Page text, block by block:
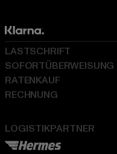
LOGISTIKPARTNER
LASTSCHRIFT
SOFORTÜBERWEISUNG
RATENKAUF
RECHNUNG